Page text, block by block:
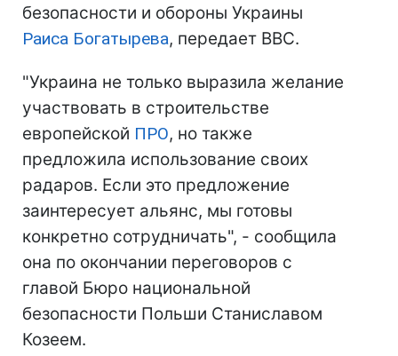
безопасности и обороны Украины
Раиса Богатырева, передает BBC.
"Украина не только выразила желание
участвовать в строительстве
европейской ПРО, но также
предложила использование своих
радаров. Если это предложение
заинтересует альянс, мы готовы
конкретно сотрудничать", - сообщила
она по окончании переговоров с
главой Бюро национальной
безопасности Польши Станиславом
Козеем.